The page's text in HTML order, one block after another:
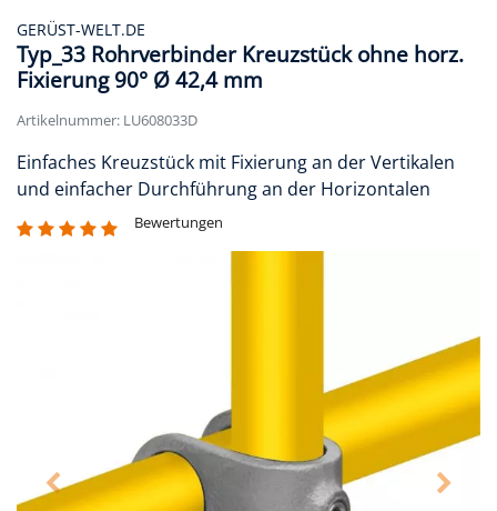
GERÜST-WELT.DE
Typ_33 Rohrverbinder Kreuzstück ohne horz.
Fixierung 90° Ø 42,4 mm
Artikelnummer: LU608033D
Einfaches Kreuzstück mit Fixierung an der Vertikalen
und einfacher Durchführung an der Horizontalen
Bewertungen